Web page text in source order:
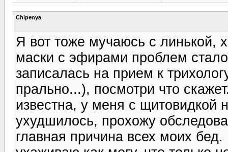
Chipenya
Я вот тоже мучаюсь с линькой,
маски с эфирами проблем
записалась на прием к
прально...), посмотри что
известна, у меня с щитовидкой
ухудшилось, прохожу
главная причина всех моих